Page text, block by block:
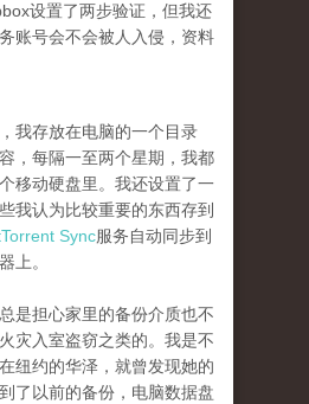
设置了两步验证，但我还
账号会不会被人入侵，资料
我存放在电脑的一个目录
，每隔一至两个星期，我都
移动硬盘里。我还设置了一
我认为比较重要的东西存到
Sync服务自动同步到
上。
是担心家里的备份介质也不
灾入室盗窃之类的。我是不
纽约的华泽，就曾发现她的
了以前的备份，电脑数据盘